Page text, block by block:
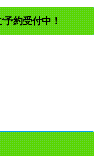
約受付中！